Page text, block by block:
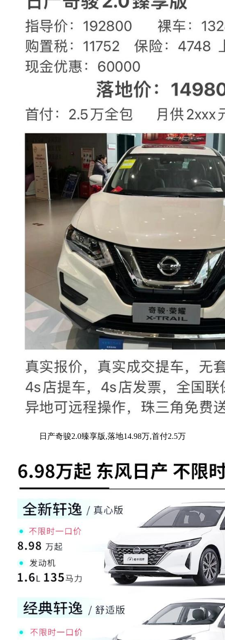
日产奇骏2.0臻享版,落地14.98万,首付2.5万